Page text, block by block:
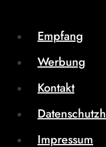
Empfang
Werbung
Kontakt
Impressum